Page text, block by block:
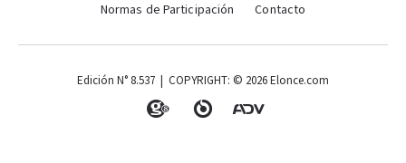
Normas de Participación
Contacto
Edición N° 8.537 | COPYRIGHT: © 2026 Elonce.com